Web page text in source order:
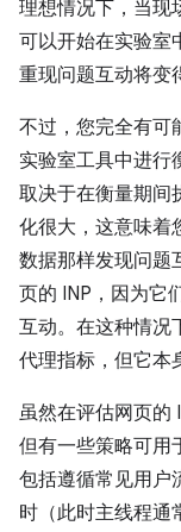
理想情况下，当现
可以开始在实验室
重现问题互动将变
不过，您完全有可
实验室工具中进行
取决于在衡量期间
化很大，这意味着
数据那样发现问题
页的 INP，因为它
互动。在这种情况
代理指标，但它本
虽然在评估网页的
但有一些策略可用
包括遵循常见用户
时（此时主线程通